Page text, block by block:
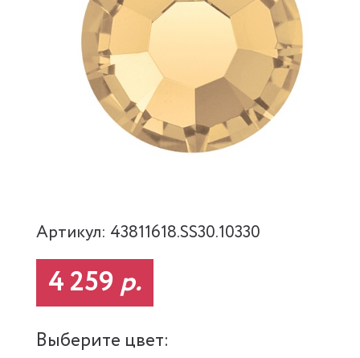
Артикул: 43811618.SS30.10330
4 259 р.
Выберите цвет: